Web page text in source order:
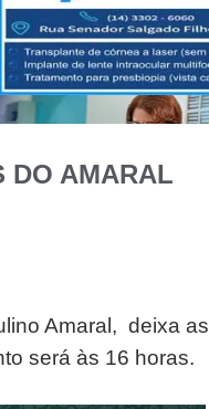
DO AMARAL
Amaral, deixa as
será às 16 horas.